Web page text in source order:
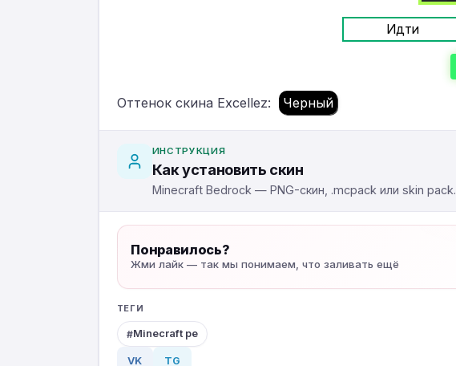
Идти
Оттенок скина Excellez: Черный
ИНСТРУКЦИЯ
Как установить скин
Minecraft Bedrock — PNG-скин, .mcpack или skin pack.
Понравилось?
Жми лайк — так мы понимаем, что заливать ещё
ТЕГИ
Minecraft pe
VK TG